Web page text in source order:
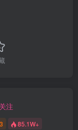
节文义不相符合，
可采之句故另汇二
金匮要略仿此。书
经文，然或涉浮
删其冗沓，取其精
关注
85.1W+